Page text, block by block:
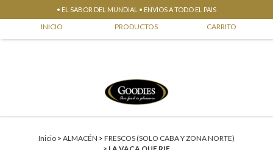
• EL SABOR DEL MUNDIAL • ENVIOS A TODO EL PAIS
INICIO PRODUCTOS CARRITO
Inicio > ALMACÉN > FRESCOS (SOLO CABA Y ZONA NORTE)